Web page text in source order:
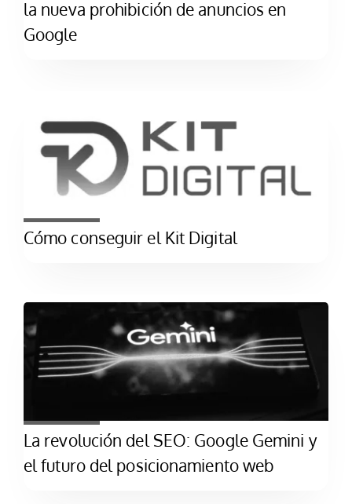
la nueva prohibición de anuncios en
Google
Cómo conseguir el Kit Digital
La revolución del SEO: Google Gemini y
el futuro del posicionamiento web